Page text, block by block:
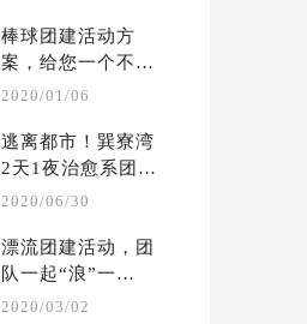
棒球团建活动方
案，给您一个不一
样的体验  |  户外
2020/01/06
逃离都市！巽寮湾
2天1夜治愈系团建
攻略?别墅轰趴保
2020/06/30
漂流团建活动，团
队一起“浪”一
起“嗨” ！ | 夏季
2020/03/02